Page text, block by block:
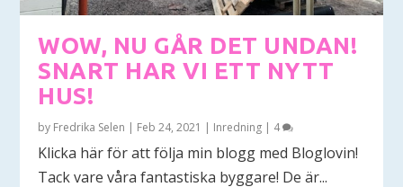
WOW, NU GÅR DET UNDAN!
SNART HAR VI ETT NYTT
HUS!
by Fredrika Selen | Feb 24, 2021 | Inredning | 4
Klicka här för att följa min blogg med Bloglovin!
Tack vare våra fantastiska byggare! De är...